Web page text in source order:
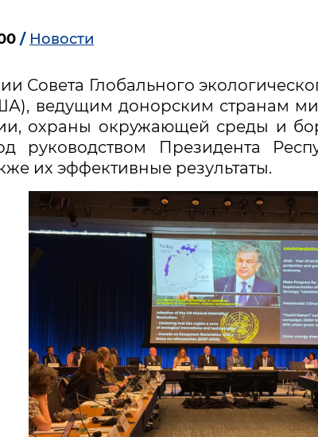
/ Новости
Совета Глобального
ведущим донорским странам
охраны окружающей среды и
руководством Президента
их эффективные результаты.